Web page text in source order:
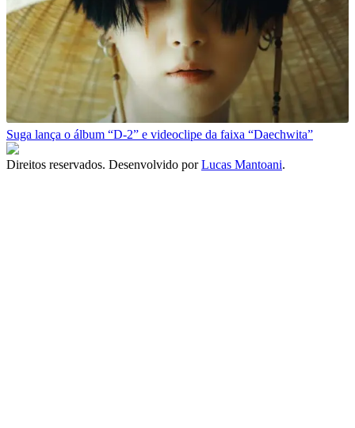
Suga lança o álbum “D-2” e videoclipe da faixa “Daechwita”
Direitos reservados. Desenvolvido porLucas Mantoani.